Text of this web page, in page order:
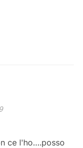
ce l'ho….posso